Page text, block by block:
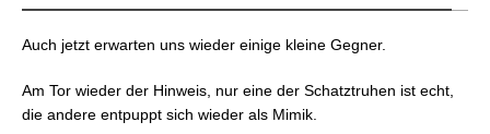
Auch jetzt erwarten uns wieder einige kleine Gegner.
Am Tor wieder der Hinweis, nur eine der Schatztruhen ist echt,
die andere entpuppt sich wieder als Mimik.